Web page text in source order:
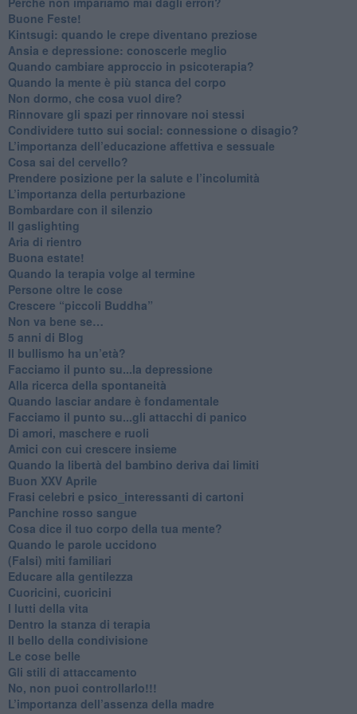
​Buone Feste!
​Kintsugi: quando le crepe diventano preziose
Ansia e depressione: conoscerle meglio
Quando cambiare approccio in psicoterapia?
​Quando la mente è più stanca del corpo
Non dormo, che cosa vuol dire?
​Rinnovare gli spazi per rinnovare noi stessi
​Condividere tutto sui social: connessione o disagio?
​L’importanza dell’educazione affettiva e sessuale
​Cosa sai del cervello?
Prendere posizione per la salute e l’incolumità
L’importanza della perturbazione
​Bombardare con il silenzio
Il gaslighting
Aria di rientro
Buona estate!
​Quando la terapia volge al termine
​Persone oltre le cose
​Crescere “piccoli Buddha”
Non va bene se…
​5 anni di Blog
​Il bullismo ha un’età?
Facciamo il punto su...la depressione
​Alla ricerca della spontaneità
​Quando lasciar andare è fondamentale
Facciamo il punto su...gli attacchi di panico
Di amori, maschere e ruoli
​Amici con cui crescere insieme
​Quando la libertà del bambino deriva dai limiti
Buon XXV Aprile
​Frasi celebri e psico_interessanti di cartoni
​Panchine rosso sangue
​Cosa dice il tuo corpo della tua mente?
​Quando le parole uccidono
​(Falsi) miti familiari
​Educare alla gentilezza
​Cuoricini, cuoricini
I lutti della vita
​Dentro la stanza di terapia
​Il bello della condivisione
Le cose belle
​Gli stili di attaccamento
No, non puoi controllarlo!!!
​L’importanza dell’assenza della madre